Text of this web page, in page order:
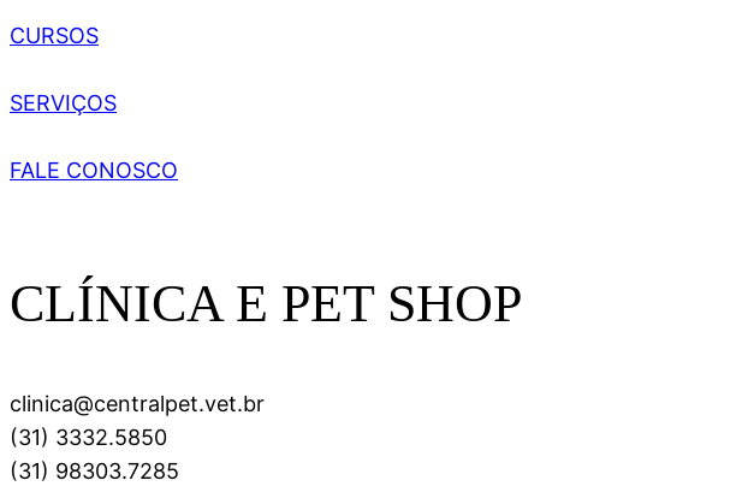
CURSOS
SERVIÇOS
FALE CONOSCO
CLÍNICA E PET SHOP
clinica@centralpet.vet.br
(31) 3332.5850
(31) 98303.7285